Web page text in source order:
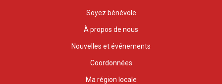
Soyez bénévole
À propos de nous
Nouvelles et événements
Coordonnées
Ma région locale